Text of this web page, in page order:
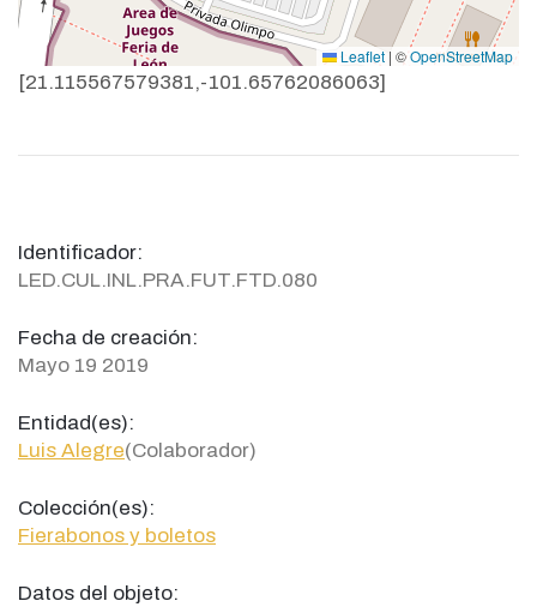
Leaflet | ©OpenStreetMap
[21.115567579381,-101.65762086063]
Identificador:
LED.CUL.INL.PRA.FUT.FTD.080
Fecha de creación:
Mayo 19 2019
Entidad(es):
Luis Alegre(Colaborador)
Colección(es):
Fierabonos y boletos
Datos del objeto: